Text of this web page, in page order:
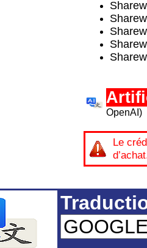
OpenAI)
Le